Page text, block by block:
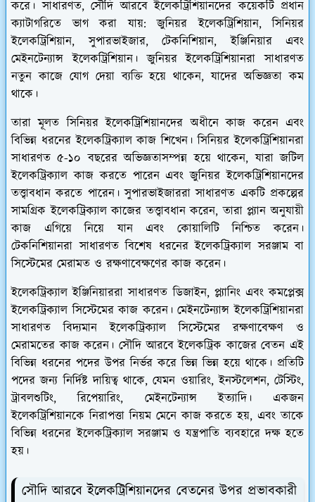
করে। সাধারণত, সৌদি আরবে ইলেকট্রিশিয়ানদের কয়েকটি প্রধান
ক্যাটাগরিতে ভাগ করা যায়: জুনিয়র ইলেকট্রিশিয়ান, সিনিয়র
ইলেকট্রিশিয়ান, সুপারভাইজার, টেকনিশিয়ান, ইঞ্জিনিয়ার এবং
মেইনটেন্যান্স ইলেকট্রিশিয়ান। জুনিয়র ইলেকট্রিশিয়ানরা সাধারণত
নতুন কাজে যোগ দেয়া ব্যক্তি হয়ে থাকেন, যাদের অভিজ্ঞতা কম
থাকে।
তারা মূলত সিনিয়র ইলেকট্রিশিয়ানদের অধীনে কাজ করেন এবং
বিভিন্ন ধরনের ইলেকট্রিক্যাল কাজ শিখেন। সিনিয়র ইলেকট্রিশিয়ানরা
সাধারণত ৫-১০ বছরের অভিজ্ঞতাসম্পন্ন হয়ে থাকেন, যারা জটিল
ইলেকট্রিক্যাল কাজ করতে পারেন এবং জুনিয়র ইলেকট্রিশিয়ানদের
তত্ত্বাবধান করতে পারেন। সুপারভাইজাররা সাধারণত একটি প্রকল্পের
সামগ্রিক ইলেকট্রিক্যাল কাজের তত্ত্বাবধান করেন, তারা প্ল্যান অনুযায়ী
কাজ এগিয়ে নিয়ে যান এবং কোয়ালিটি নিশ্চিত করেন।
টেকনিশিয়ানরা সাধারণত বিশেষ ধরনের ইলেকট্রিক্যাল সরঞ্জাম বা
সিস্টেমের মেরামত ও রক্ষণাবেক্ষণের কাজ করেন।
ইলেকট্রিক্যাল ইঞ্জিনিয়াররা সাধারণত ডিজাইন, প্ল্যানিং এবং কমপ্লেক্স
ইলেকট্রিক্যাল সিস্টেমের কাজ করেন। মেইনটেন্যান্স ইলেকট্রিশিয়ানরা
সাধারণত বিদ্যমান ইলেকট্রিক্যাল সিস্টেমের রক্ষণাবেক্ষণ ও
মেরামতের কাজ করেন। সৌদি আরবে ইলেকট্রিক কাজের বেতন এই
বিভিন্ন ধরনের পদের উপর নির্ভর করে ভিন্ন ভিন্ন হয়ে থাকে। প্রতিটি
পদের জন্য নির্দিষ্ট দায়িত্ব থাকে, যেমন ওয়ারিং, ইনস্টলেশন, টেস্টিং,
ট্রাবলশুটিং, রিপেয়ারিং, মেইনটেন্যান্স ইত্যাদি। একজন
ইলেকট্রিশিয়ানকে নিরাপত্তা নিয়ম মেনে কাজ করতে হয়, এবং তাকে
বিভিন্ন ধরনের ইলেকট্রিক্যাল সরঞ্জাম ও যন্ত্রপাতি ব্যবহারে দক্ষ হতে
হয়।
সৌদি আরবে ইলেকট্রিশিয়ানদের বেতনের উপর প্রভাবকারী